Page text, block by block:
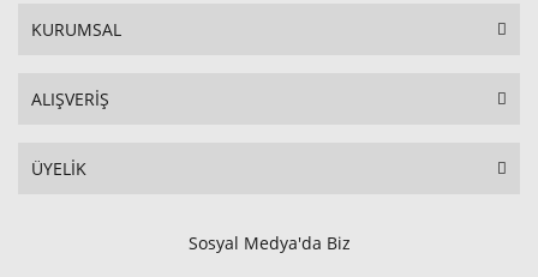
KURUMSAL
ALIŞVERİŞ
ÜYELİK
Sosyal Medya'da Biz